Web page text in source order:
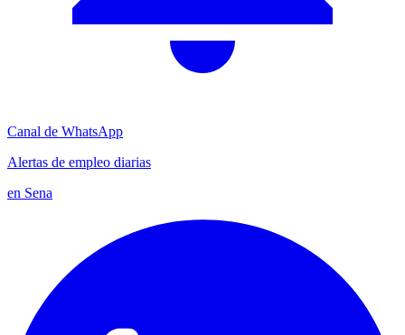
Canal de WhatsApp
Alertas de empleo diarias
en Sena